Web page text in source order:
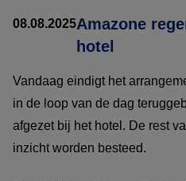
08.08.2025Amazone
hotel
Vandaag eindigt het
in de loop van de dag
afgezet bij het hotel. De rest
inzicht worden besteed.